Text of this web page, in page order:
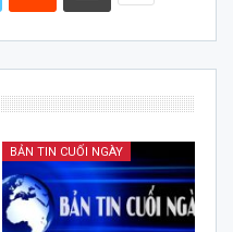
BẢN TIN CUỐI NGÀY